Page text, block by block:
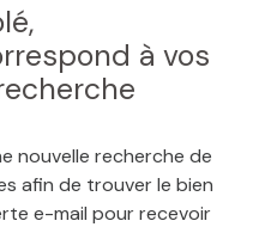
à vos
nouvelle recherche de
afin de trouver le bien
e-mail pour recevoir